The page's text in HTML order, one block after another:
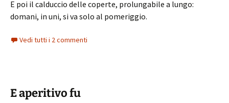
E poi il calduccio delle coperte, prolungabile a lungo:
domani, in uni, si va solo al pomeriggio.
Vedi tutti i 2 commenti
E aperitivo fu